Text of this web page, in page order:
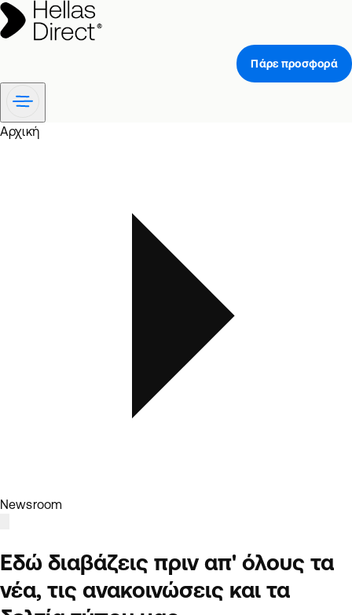
Πάρε προσφορά
Αρχική
Newsroom
Εδώ διαβάζεις πριν απ' όλους τα
νέα, τις ανακοινώσεις και τα